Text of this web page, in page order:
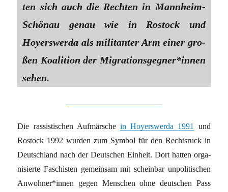
ten sich auch die Rech­ten in Mann­heim-
Schö­nau genau wie in Ros­tock und
Hoyers­wer­da als mili­tan­ter Arm einer gro­
ßen Koali­ti­on der Migrationsgegner*innen
sehen.
Die ras­sis­ti­schen Auf­mär­sche in Hoyers­wer­da 1991
und
Ros­tock 1992 wur­den zum Sym­bol für den Rechts­ruck in
Deutsch­land nach der Deut­schen Ein­heit. Dort hat­ten orga­
ni­sier­te Faschis­ten gemein­sam mit schein­bar unpo­li­ti­schen
Anwohner*innen gegen Men­schen ohne deut­schen Pass